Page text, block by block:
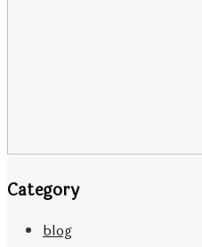
Category
blog